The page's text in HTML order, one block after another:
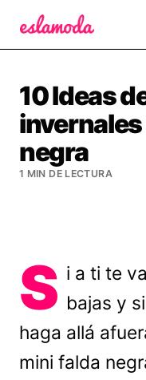
10 Ideas
negra
1 MIN DE LECTURA
S i a ti te
bajas y
haga allá
mini falda